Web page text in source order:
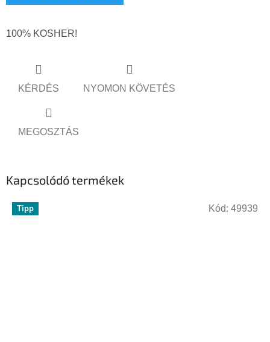
100% KOSHER!
KÉRDÉS NYOMON KÖVETÉS
MEGOSZTÁS
Kapcsolódó termékek
Tipp Kód: 49939